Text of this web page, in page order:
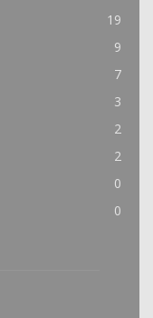
19
9
7
3
2
2
0
0